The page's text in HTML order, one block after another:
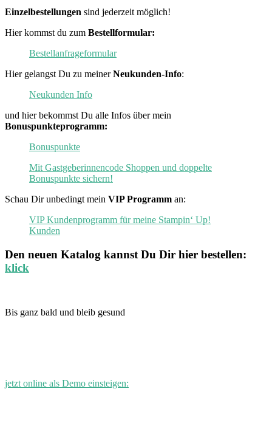
Einzelbestellungen sind jederzeit möglich!
Hier kommst du zum Bestellformular:
Bestellanfrageformular
Hier gelangst Du zu meinerNeukunden-Info:
Neukunden Info
und hier bekommst Du alle Infos über mein
Bonuspunkteprogramm:
Bonuspunkte
Mit Gastgeberinnencode Shoppen und doppelte
Bonuspunkte sichern!
Schau Dir unbedingt mein VIP Programm an:
VIP Kundenprogramm für meine Stampin‘ Up!
Kunden
Den neuen Katalog kannst Du Dir hier bestellen:
klick
Bis ganz bald und bleib gesund
jetzt online als Demo einsteigen: